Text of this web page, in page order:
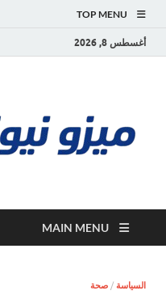
TOP MENU
أغسطس 8, 2026
MAIN MENU
السياسة / صحة